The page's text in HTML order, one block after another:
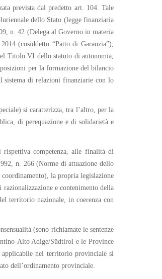
prevista dal predetto art. 104. Tale
dello Stato (legge finanziaria
n. 42 (Delega al Governo in materia
(cosiddetto “Patto di Garanzia”),
Titolo VI dello statuto di autonomia,
per la formazione del bilancio
sistema di relazioni finanziarie con lo
si caratterizza, tra l’altro, per la
di perequazione e di solidarietà e
rispettiva competenza, alle finalità di
n. 266 (Norme di attuazione dello
la propria legislazione
e contenimento della
territorio nazionale, in coerenza con
(sono richiamate le sentenze
Alto Adige/Südtirol e le Province
applicabile nel territorio provinciale si
dell’ordinamento provinciale.